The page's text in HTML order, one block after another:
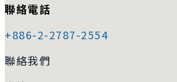
聯絡電話
+886-2-2787-2554
聯絡我們